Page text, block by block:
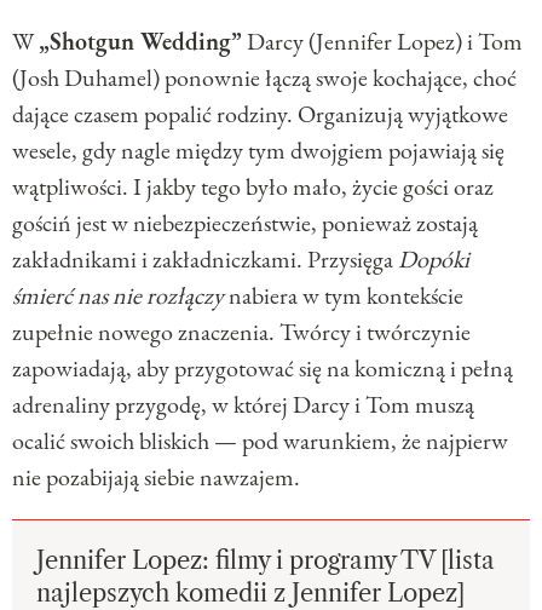
W„Shotgun Wedding”Darcy (Jennifer Lopez) i Tom
(Josh Duhamel) ponownie łączą swoje kochające, choć
dające czasem popalić rodziny. Organizują wyjątkowe
wesele, gdy nagle między tym dwojgiem pojawiają się
wątpliwości. I jakby tego było mało, życie gości oraz
gościń jest w niebezpieczeństwie, ponieważ zostają
zakładnikami i zakładniczkami. PrzysięgaDopóki
śmierć nas nie rozłączynabiera w tym kontekście
zupełnie nowego znaczenia. Twórcy i twórczynie
zapowiadają, aby przygotować się na komiczną i pełną
adrenaliny przygodę, w której Darcy i Tom muszą
ocalić swoich bliskich — pod warunkiem, że najpierw
nie pozabijają siebie nawzajem.
Jennifer Lopez: filmy i programy TV [lista
najlepszych komedii z Jennifer Lopez]